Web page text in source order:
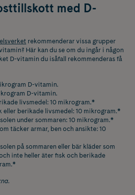
med D-
rekommenderar vissa grupper
Här kan du se om du ingår i någon
D-vitamin du isåfall rekommenderas få
D-vitamin.
D-vitamin.
livsmedel: 10 mikrogram.*
eller berikade livsmedel: 10 mikrogram.*
under sommaren: 10 mikrogram.*
täcker armar, ben och ansikte: 10
på sommaren eller bär kläder som
inte heller äter fisk och berikade